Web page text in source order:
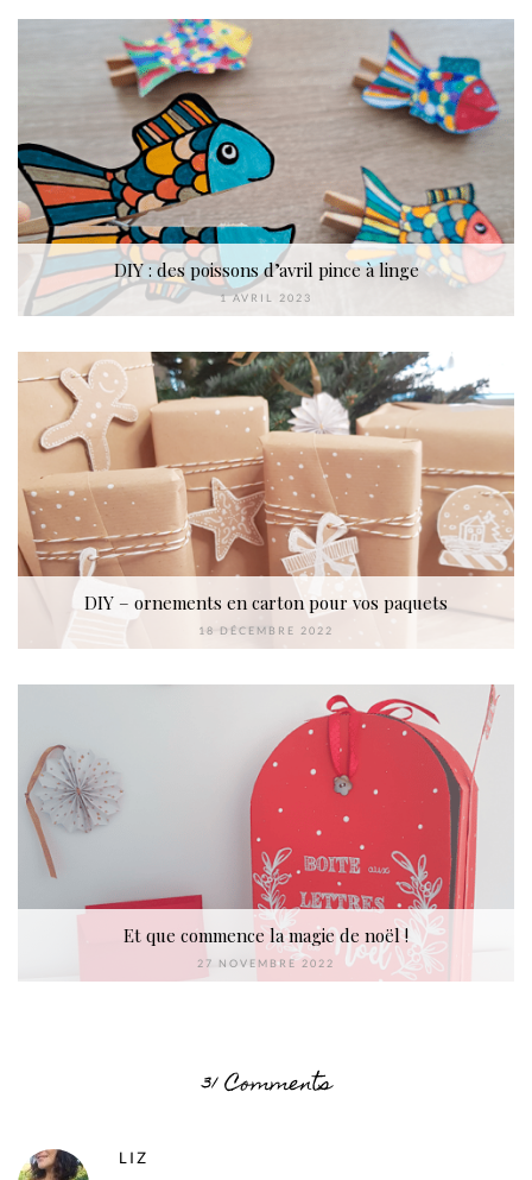
DIY : des poissons d’avril pince à linge
1 AVRIL 2023
DIY – ornements en carton pour vos paquets
18 DÉCEMBRE 2022
Et que commence la magie de noël !
27 NOVEMBRE 2022
31 Comments
LIZ